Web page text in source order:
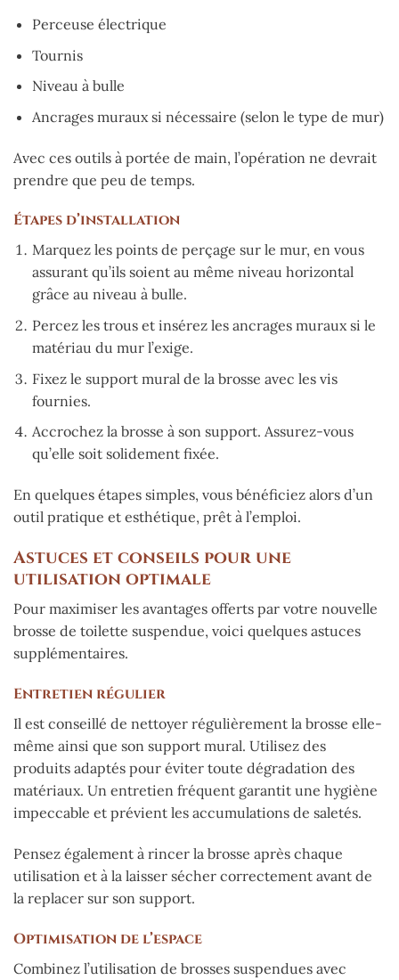
Perceuse électrique
Tournis
Niveau à bulle
Ancrages muraux si nécessaire (selon le type de mur)
Avec ces outils à portée de main, l’opération ne devrait
prendre que peu de temps.
Étapes d’installation
Marquez les points de perçage sur le mur, en vous
assurant qu’ils soient au même niveau horizontal
grâce au niveau à bulle.
Percez les trous et insérez les ancrages muraux si le
matériau du mur l’exige.
Fixez le support mural de la brosse avec les vis
fournies.
Accrochez la brosse à son support. Assurez-vous
qu’elle soit solidement fixée.
En quelques étapes simples, vous bénéficiez alors d’un
outil pratique et esthétique, prêt à l’emploi.
Astuces et conseils pour une
utilisation optimale
Pour maximiser les avantages offerts par votre nouvelle
brosse de toilette suspendue, voici quelques astuces
supplémentaires.
Entretien régulier
Il est conseillé de nettoyer régulièrement la brosse elle-
même ainsi que son support mural. Utilisez des
produits adaptés pour éviter toute dégradation des
matériaux. Un entretien fréquent garantit une hygiène
impeccable et prévient les accumulations de saletés.
Pensez également à rincer la brosse après chaque
utilisation et à la laisser sécher correctement avant de
la replacer sur son support.
Optimisation de l’espace
Combinez l’utilisation de brosses suspendues avec